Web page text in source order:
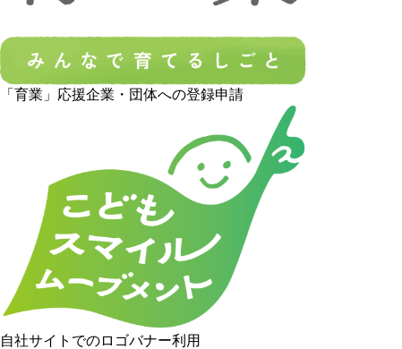
「育業」応援企業・団体への登録申請
自社サイトでのロゴバナー利用